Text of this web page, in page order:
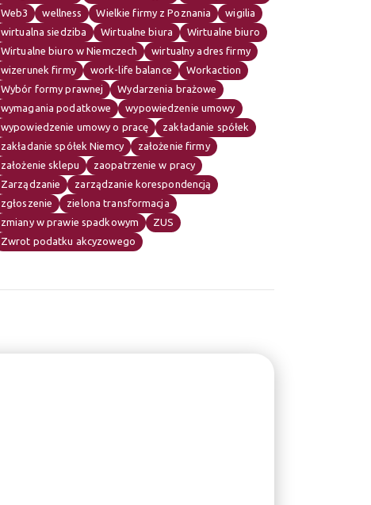
Web3
wellness Wielkie firmy z Poznania
wigilia
wirtualna siedziba
Wirtualne biura
Wirtualne biuro
Wirtualne biuro w Niemczech
wirtualny adres firmy
wizerunek firmy
work-life balance
Workaction
Wybór formy prawnej
Wydarzenia brażowe
wymagania podatkowe
wypowiedzenie umowy
wypowiedzenie umowy o pracę
zakładanie spółek
zakładanie spółek Niemcy
założenie firmy
założenie sklepu
zaopatrzenie w pracy
Zarządzanie
zarządzanie korespondencją
zgłoszenie
zielona transformacja
zmiany w prawie spadkowym
ZUS
Zwrot podatku akcyzowego